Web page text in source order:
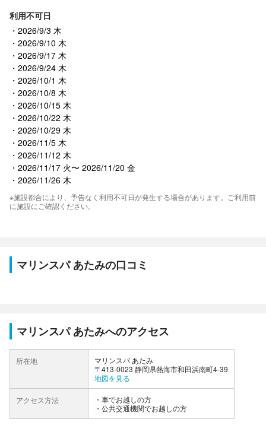
利用不可日
2026/9/3 木
2026/9/10 木
2026/9/17 木
2026/9/24 木
2026/10/1 木
2026/10/8 木
2026/10/15 木
2026/10/22 木
2026/10/29 木
2026/11/5 木
2026/11/12 木
2026/11/17 火〜 2026/11/20 金
2026/11/26 木
※施設都合により、予告なく利用不可日が発生する場合があります。ご利用前
に施設にご確認ください。
マリンスパ あたみの口コミ
マリンスパ あたみへのアクセス
所在地
マリンスパ あたみ
〒413-0023 静岡県熱海市和田浜南町4-39
地図を見る
アクセス方法
車でお越しの方
公共交通機関でお越しの方